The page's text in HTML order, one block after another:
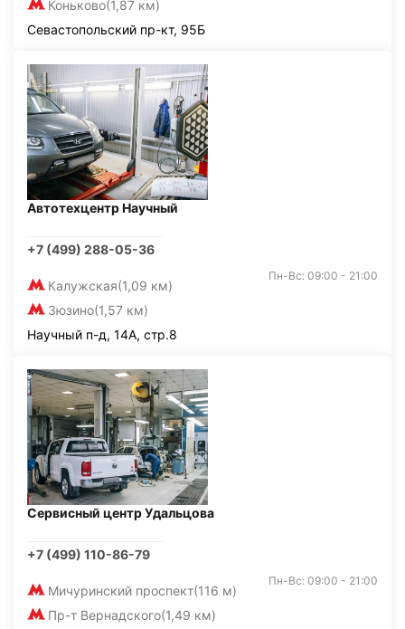
Коньково(1,87 км)
Севастопольский пр-кт, 95Б
Автотехцентр Научный
+7 (499) 288-05-36
Калужская(1,09 км)
Зюзино(1,57 км)
Пн-Вс: 09:00 - 21:00
Научный п-д, 14А, стр.8
Сервисный центр Удальцова
+7 (499) 110-86-79
Мичуринский проспект(116 м)
Пр-т Вернадского(1,49 км)
Пн-Вс: 09:00 - 21:00